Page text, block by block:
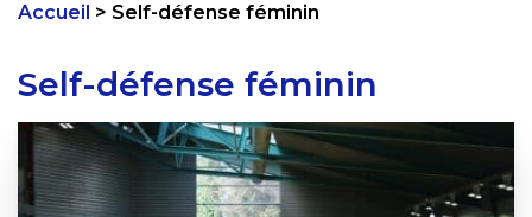
Accueil Self-défense féminin
Self-défense féminin